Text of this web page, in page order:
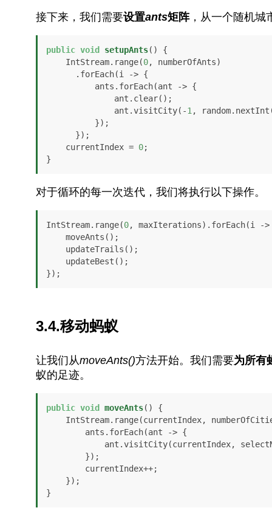
接下来，我们需要设置ants矩阵，从一个随机城
public void setupAnts()
{
    IntStream.range(
0, numberOfAnts)
              ant.visitCity(-
1 ,
    currentIndex =
0;
}
对于循环的每一次迭代，我们将执行以下操作。
IntStream.range(0, maxIterations).forEach(i -
});
3.4.移动蚂蚁
让我们从moveAnts()方法开始。我们需要为所有
蚁的足迹。
public void moveAnts()
{
IntStream.range(currentIndex,
}